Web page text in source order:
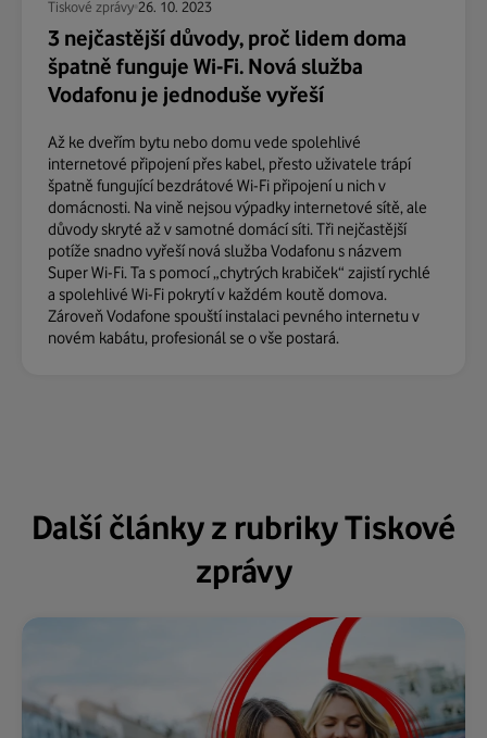
Tiskové zprávy 26. 10. 2023
3 nejčastější důvody, proč lidem doma
špatně funguje Wi-Fi. Nová služba
Vodafonu je jednoduše vyřeší
Až ke dveřím bytu nebo domu vede spolehlivé
internetové připojení přes kabel, přesto uživatele trápí
špatně fungující bezdrátové Wi-Fi připojení u nich v
domácnosti. Na vině nejsou výpadky internetové sítě, ale
důvody skryté až v samotné domácí síti. Tři nejčastější
potíže snadno vyřeší nová služba Vodafonu s názvem
Super Wi-Fi. Ta s pomocí „chytrých krabiček“ zajistí rychlé
a spolehlivé Wi-Fi pokrytí v každém koutě domova.
Zároveň Vodafone spouští instalaci pevného internetu v
novém kabátu, profesionál se o vše postará.
Další články z rubriky Tiskové
zprávy